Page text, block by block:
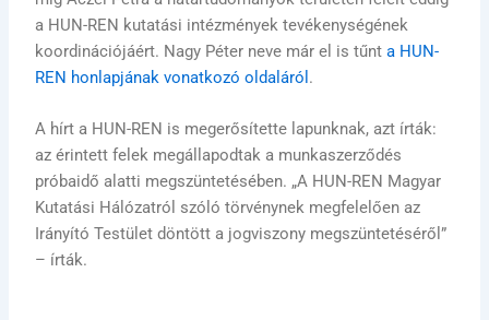
a HUN-REN kutatási intézmények tevékenységének
koordinációjáért. Nagy Péter neve már el is tűnta HUN-
REN honlapjának vonatkozó oldaláról .
A hírt a HUN-REN is megerősítette lapunknak, azt írták:
az érintett felek megállapodtak a munkaszerződés
próbaidő alatti megszüntetésében. „A HUN-REN Magyar
Kutatási Hálózatról szóló törvénynek megfelelően az
Irányító Testület döntött a jogviszony megszüntetéséről”
– írták.